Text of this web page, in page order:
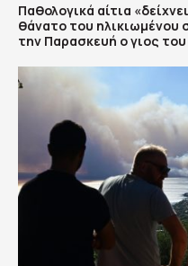
Παθολογικά αίτια
θάνατο του ηλικιωμένου
την Παρασκευή ο γιος του